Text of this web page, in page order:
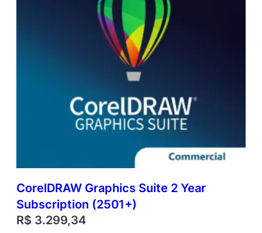
CorelDRAW Graphics Suite 2 Year
Subscription (2501+)
R$ 3.299,34